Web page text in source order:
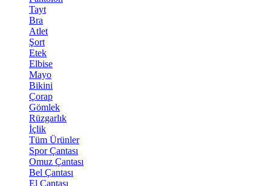
Tayt
Bra
Atlet
Şort
Etek
Elbise
Mayo
Bikini
Çorap
Gömlek
Rüzgarlık
İçlik
Tüm Ürünler
Spor Çantası
Omuz Çantası
Bel Çantası
El Çantası